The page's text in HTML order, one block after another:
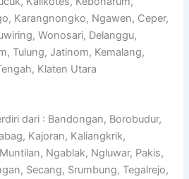
Karangnongko, Ngawen, Ceper,
Wonosari, Delanggu,
Tulung, Jatinom, Kemalang,
Klaten Utara
dari : Bandongan, Borobudur,
Kajoran, Kaliangkrik,
Ngablak, Ngluwar, Pakis,
Secang, Srumbung, Tegalrejo,